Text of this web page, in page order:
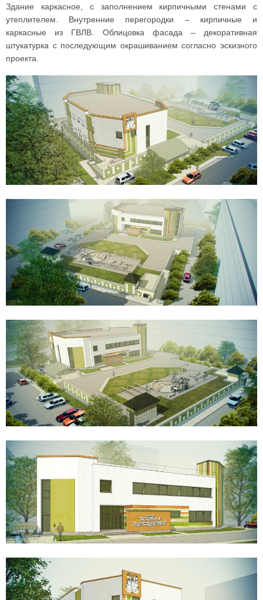
Здание каркасное, с заполнением кирпичными стенами с
утеплителем. Внутренние перегородки – кирпичные и
каркасные из ГВЛВ. Облицовка фасада – декоративная
штукатурка с последующим окрашиванием согласно эскизного
проекта.